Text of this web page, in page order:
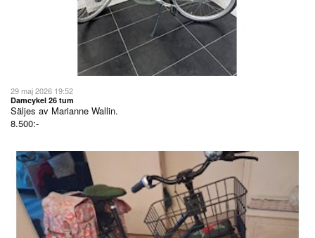
29 maj 2026 19:52
Damcykel 26 tum
Säljes av Marianne Wallin.
8.500:-